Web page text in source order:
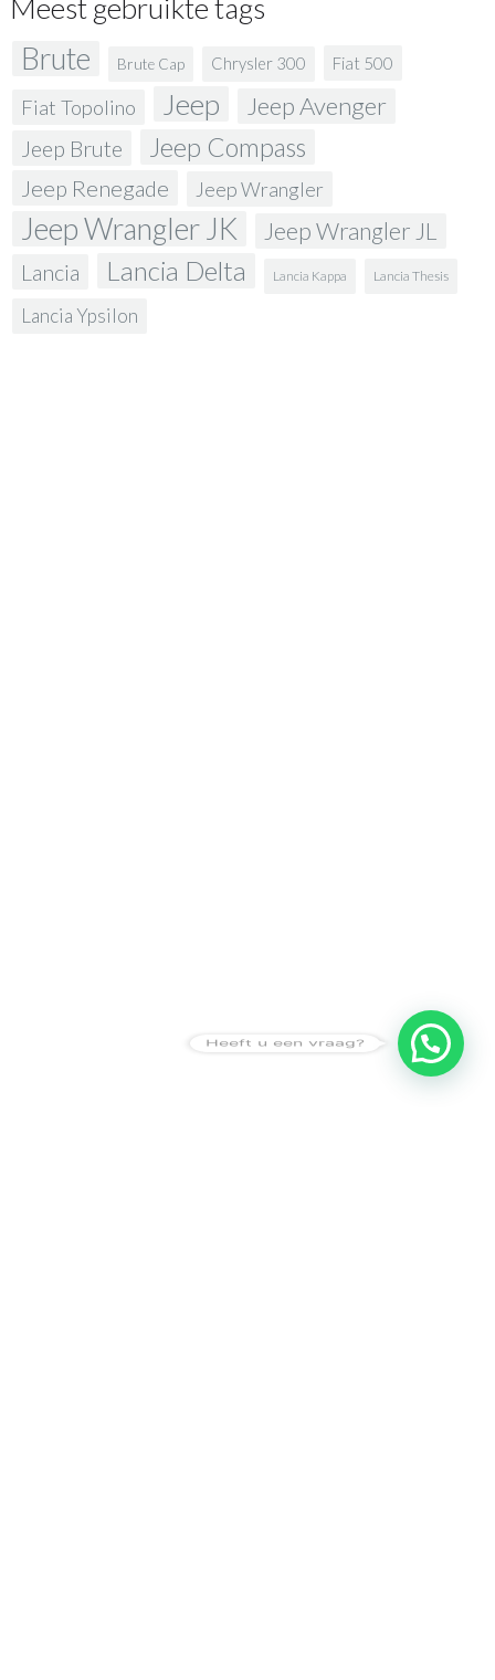
Meest gebruikte tags
Brute Brute Cap Chrysler 300 Fiat 500
Fiat Topolino Jeep Jeep Avenger
Jeep Brute Jeep Compass
Jeep Renegade Jeep Wrangler
Jeep Wrangler JK Jeep Wrangler JL
Lancia Lancia Delta Lancia Kappa Lancia Thesis
Lancia Ypsilon
Heeft u een vraag?